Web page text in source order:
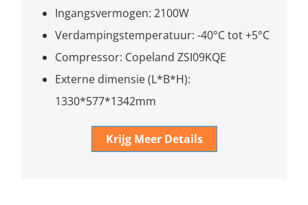
Ingangsvermogen: 2100W
Verdampingstemperatuur: -40°C tot +5°C
Compressor: Copeland ZSI09KQE
Externe dimensie (L*B*H):
1330*577*1342mm
Krijg Meer Details